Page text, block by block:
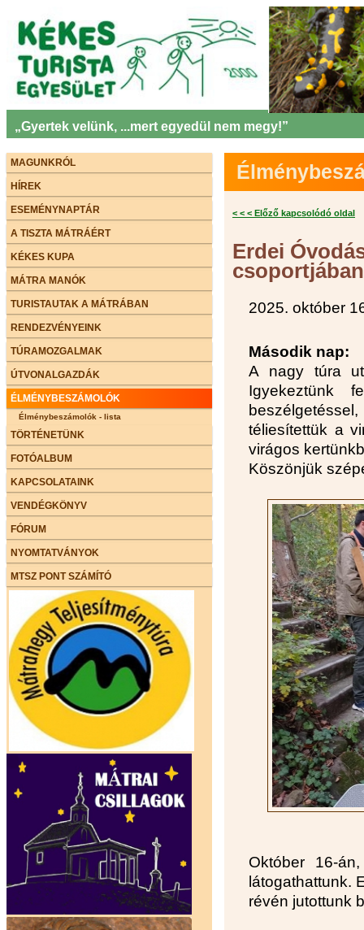
„Gyertek velünk, ...mert egyedül nem megy!”
MAGUNKRÓL
HÍREK
ESEMÉNYNAPTÁR
A TISZTA MÁTRÁÉRT
KÉKES KUPA
MÁTRA MANÓK
TURISTAUTAK A MÁTRÁBAN
RENDEZVÉNYEINK
TÚRAMOZGALMAK
ÚTVONALGAZDÁK
ÉLMÉNYBESZÁMOLÓK
Élménybeszámolók - lista
TÖRTÉNETÜNK
FOTÓALBUM
KAPCSOLATAINK
VENDÉGKÖNYV
FÓRUM
NYOMTATVÁNYOK
MTSZ PONT SZÁMÍTÓ
< < < Előző kapcsolódó oldal
Erdei
2025. október
Második nap:
A nagy túra
Igyekeztünk
téliesítettük a
virágos
Köszönjük
Október 16-
látogathattunk.
révén jutottunk